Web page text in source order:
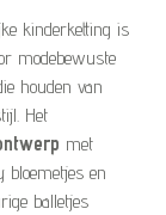
kinderketting is
modebewuste
houden van
Het
met
bloemetjes en
balletjes